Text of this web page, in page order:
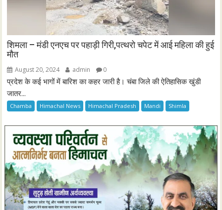
शिमला – मंडी एनएच पर पहाड़ी गिरी,पत्थरो चपेट में आई महिला की हुई
मौत
August 20, 2024 admin 0
प्रदेश के कई भागों में बारिश का कहर जारी है। चंबा जिले की ऐतिहासिक खुंडी
जातर...
Chamba Himachal News Himachal Pradesh Mandi Shimla